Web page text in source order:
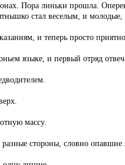
Пора линьки прошла.
стал веселым, и
и теперь просто
языке, и первый отряд
массу.
стороны, словно опавшие